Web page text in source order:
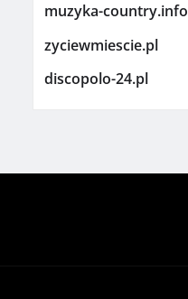
muzyka-country.info
zyciewmiescie.pl
discopolo-24.pl